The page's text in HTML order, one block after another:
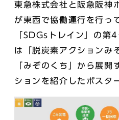
東急株式会社と阪急阪神
が東西で協働運行を行っ
「SDGsトレイン」の第
は「脱炭素アクションみ
「みぞのくち」から展開
ションを紹介したポスタ